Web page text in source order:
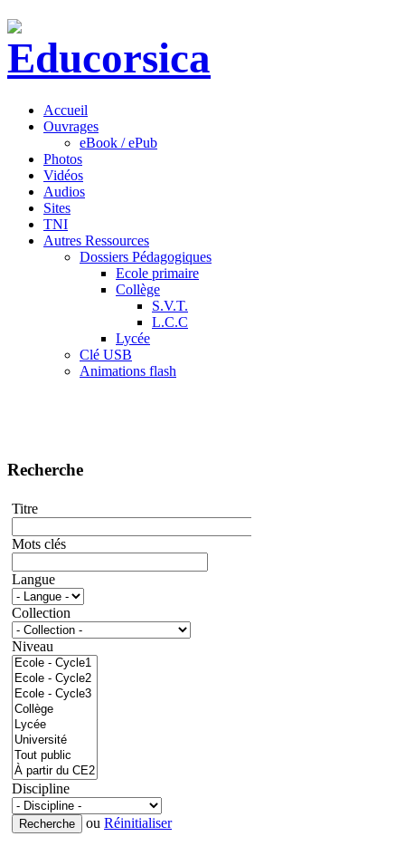
Accueil
Ouvrages
eBook / ePub
Photos
Vidéos
Audios
Sites
TNI
Autres Ressources
Dossiers Pédagogiques
Ecole primaire
Collège
S.V.T.
L.C.C
Lycée
Clé USB
Animations flash
Recherche
Titre
Mots clés
Langue
Collection
Niveau
Discipline
ou Réinitialiser